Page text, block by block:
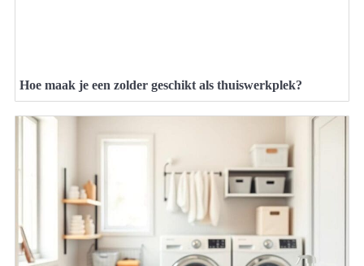
Hoe maak je een zolder geschikt als thuiswerkplek?